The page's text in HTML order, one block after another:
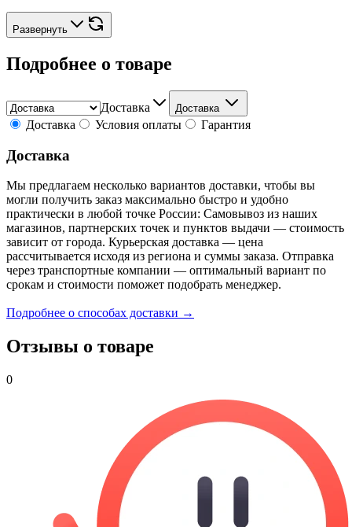
Развернуть
Подробнее о товаре
Доставка Доставка
Доставка Условия оплаты Гарантия
Доставка
Мы предлагаем несколько вариантов доставки, чтобы вы
могли получить заказ максимально быстро и удобно
практически в любой точке России: Самовывоз из наших
магазинов, партнерских точек и пунктов выдачи — стоимость
зависит от города. Курьерская доставка — цена
рассчитывается исходя из региона и суммы заказа. Отправка
через транспортные компании — оптимальный вариант по
срокам и стоимости поможет подобрать менеджер.
Подробнее о способах доставки →
Отзывы о товаре
0